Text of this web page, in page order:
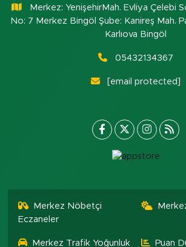
Merkez: YenişehirMah. Evliya Çelebi
No: 7 Merkez Bingöl Şube: Kanireş Mah.
Karlıova Bingöl
05432134367
[email protected]
Merkez Nöbetçi
Eczaneler
Merkez Trafik Yoğunluk Puan